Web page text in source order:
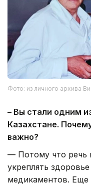
Фото: из личного архива
– Вы стали одним
Казахстане.
важно?
— Потому что речь
укреплять
медикаментов. Еще